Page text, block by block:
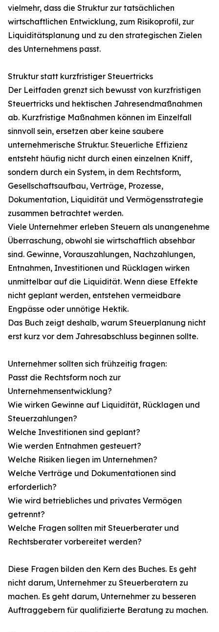
vielmehr, dass die Struktur zur tatsächlichen
wirtschaftlichen Entwicklung, zum Risikoprofil, zur
Liquiditätsplanung und zu den strategischen Zielen
des Unternehmens passt.
Struktur statt kurzfristiger Steuertricks
Der Leitfaden grenzt sich bewusst von kurzfristigen
Steuertricks und hektischen Jahresendmaßnahmen
ab. Kurzfristige Maßnahmen können im Einzelfall
sinnvoll sein, ersetzen aber keine saubere
unternehmerische Struktur. Steuerliche Effizienz
entsteht häufig nicht durch einen einzelnen Kniff,
sondern durch ein System, in dem Rechtsform,
Gesellschaftsaufbau, Verträge, Prozesse,
Dokumentation, Liquidität und Vermögensstrategie
zusammen betrachtet werden.
Viele Unternehmer erleben Steuern als unangenehme
Überraschung, obwohl sie wirtschaftlich absehbar
sind. Gewinne, Vorauszahlungen, Nachzahlungen,
Entnahmen, Investitionen und Rücklagen wirken
unmittelbar auf die Liquidität. Wenn diese Effekte
nicht geplant werden, entstehen vermeidbare
Engpässe oder unnötige Hektik.
Das Buch zeigt deshalb, warum Steuerplanung nicht
erst kurz vor dem Jahresabschluss beginnen sollte.
Unternehmer sollten sich frühzeitig fragen:
Passt die Rechtsform noch zur
Unternehmensentwicklung?
Wie wirken Gewinne auf Liquidität, Rücklagen und
Steuerzahlungen?
Welche Investitionen sind geplant?
Wie werden Entnahmen gesteuert?
Welche Risiken liegen im Unternehmen?
Welche Verträge und Dokumentationen sind
erforderlich?
Wie wird betriebliches und privates Vermögen
getrennt?
Welche Fragen sollten mit Steuerberater und
Rechtsberater vorbereitet werden?
Diese Fragen bilden den Kern des Buches. Es geht
nicht darum, Unternehmer zu Steuerberatern zu
machen. Es geht darum, Unternehmer zu besseren
Auftraggebern für qualifizierte Beratung zu machen.